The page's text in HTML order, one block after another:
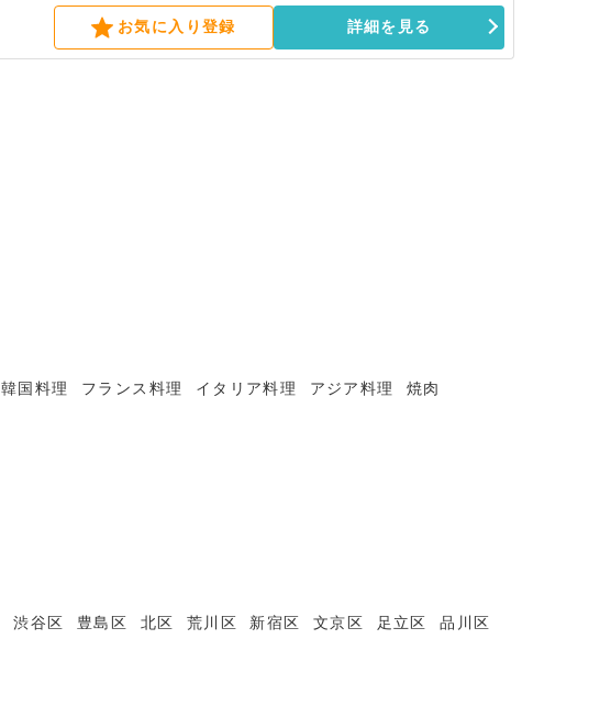
お気に入り登録 詳細を見る
韓国料理 フランス料理 イタリア料理 アジア料理
焼肉
渋谷区 豊島区 北区 荒川区 新宿区 文京区 足立区
品川区